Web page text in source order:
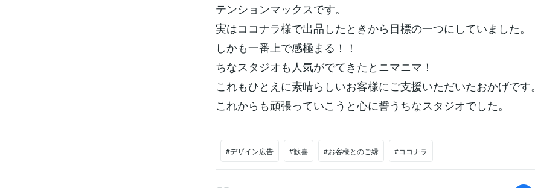
テンションマックスです。
実はココナラ様で出品したときから目標の一つにしていました。
しかも一番上で感極まる！！
ちなスタジオも人気がでてきたとニマニマ！
これもひとえに素晴らしいお客様にご支援いただいたおかげです。
これからも頑張っていこうと心に誓うちなスタジオでした。
#デザイン広告 #歓喜 #お客様とのご縁 #ココナラ